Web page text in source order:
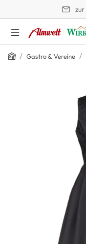
zur
Home
/ Gastro & Vereine /